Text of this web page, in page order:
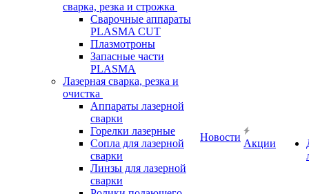
сварка, резка и строжка
Сварочные аппараты
PLASMA CUT
Плазмотроны
Запасные части
PLASMA
Лазерная сварка, резка и
очистка
Аппараты лазерной
сварки
Горелки лазерные
Сопла для лазерной
сварки
Линзы для лазерной
сварки
Новости
Акции